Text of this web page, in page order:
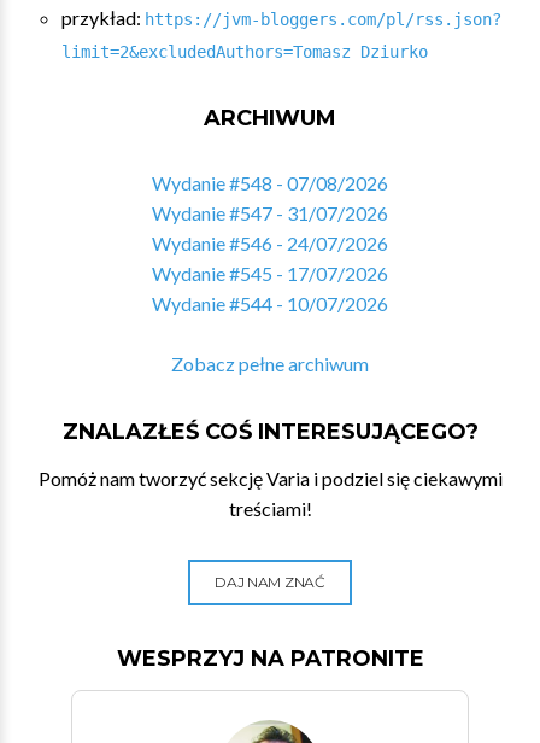
przykład: https://jvm-bloggers.com/pl/rss.json?
limit=2&excludedAuthors=Tomasz Dziurko
ARCHIWUM
Wydanie #548 - 07/08/2026
Wydanie #547 - 31/07/2026
Wydanie #546 - 24/07/2026
Wydanie #545 - 17/07/2026
Wydanie #544 - 10/07/2026
Zobacz pełne archiwum
ZNALAZŁEŚ COŚ INTERESUJĄCEGO?
Pomóż nam tworzyć sekcję Varia i podziel się ciekawymi
treściami!
DAJ NAM ZNAĆ
WESPRZYJ NA PATRONITE